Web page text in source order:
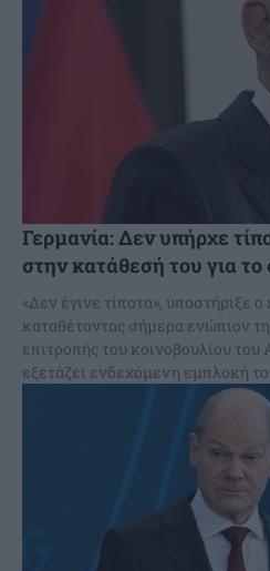
Γερμανία: Δεν υπήρχε
στην κατάθεσή του για
«Δεν έγινε τίποτα», υποστήριξε
καταθέτοντας σήμερα ενώπιον
επιτροπής του κοινοβουλίου του
εξετάζει ενδεχόμενη εμπλοκή